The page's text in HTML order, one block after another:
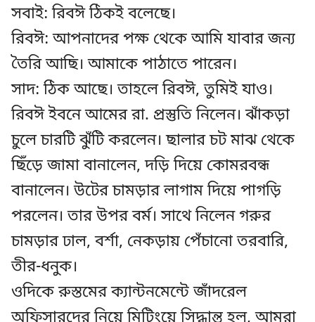
সবাই: রিবঈ ঠিকই বলেছে।
রিবঈ: আপনাদের পক্ষ থেকে আমি যাবার জন্য
তৈরি আছি। আমাকে পাঠাতে পারেন।
সাদ: ঠিক আছে। তাহলে রিবঈ, তুমিই যাও।
রিবঈ ইবনে আমের রা. প্রস্তুতি নিলেন। ঝাঁকড়া
চুলে চারটি ঝুঁটি করলেন। ছালার চট মাঝ থেকে
ছিঁড়ে জামা বানালেন, দড়ি দিয়ে কোমরবন্ধ
বানালেন। উটের চামড়ার লাগাম দিয়ে পাগড়ি
পরলেন। তার উপর বর্ম। সাথে নিলেন গরুর
চামড়ার ঢাল, বর্শা, নেকড়ায় পেঁচানো তরবারি,
তীর-ধনুক।
ওদিকে রুস্তমের ক্যান্টনমেন্টে জাঁদরেল
অফিসারদের নিয়ে মিটিংয়ে সিদ্ধান্ত হল, আমরা